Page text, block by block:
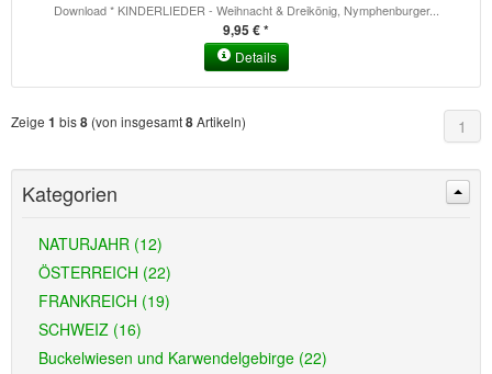
Download * KINDERLIEDER - Weihnacht & Dreikönig, Nymphenburger...
9,95 € *
Details
Zeige 1 bis8 (von insgesamt8Artikeln) 1
Kategorien
NATURJAHR (12)
ÖSTERREICH (22)
FRANKREICH (19)
SCHWEIZ (16)
Buckelwiesen und Karwendelgebirge (22)